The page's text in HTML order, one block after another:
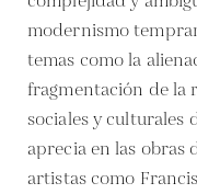
modernismo
temas como la
fragmentación de la
sociales y culturales
aprecia en las obras
artistas como